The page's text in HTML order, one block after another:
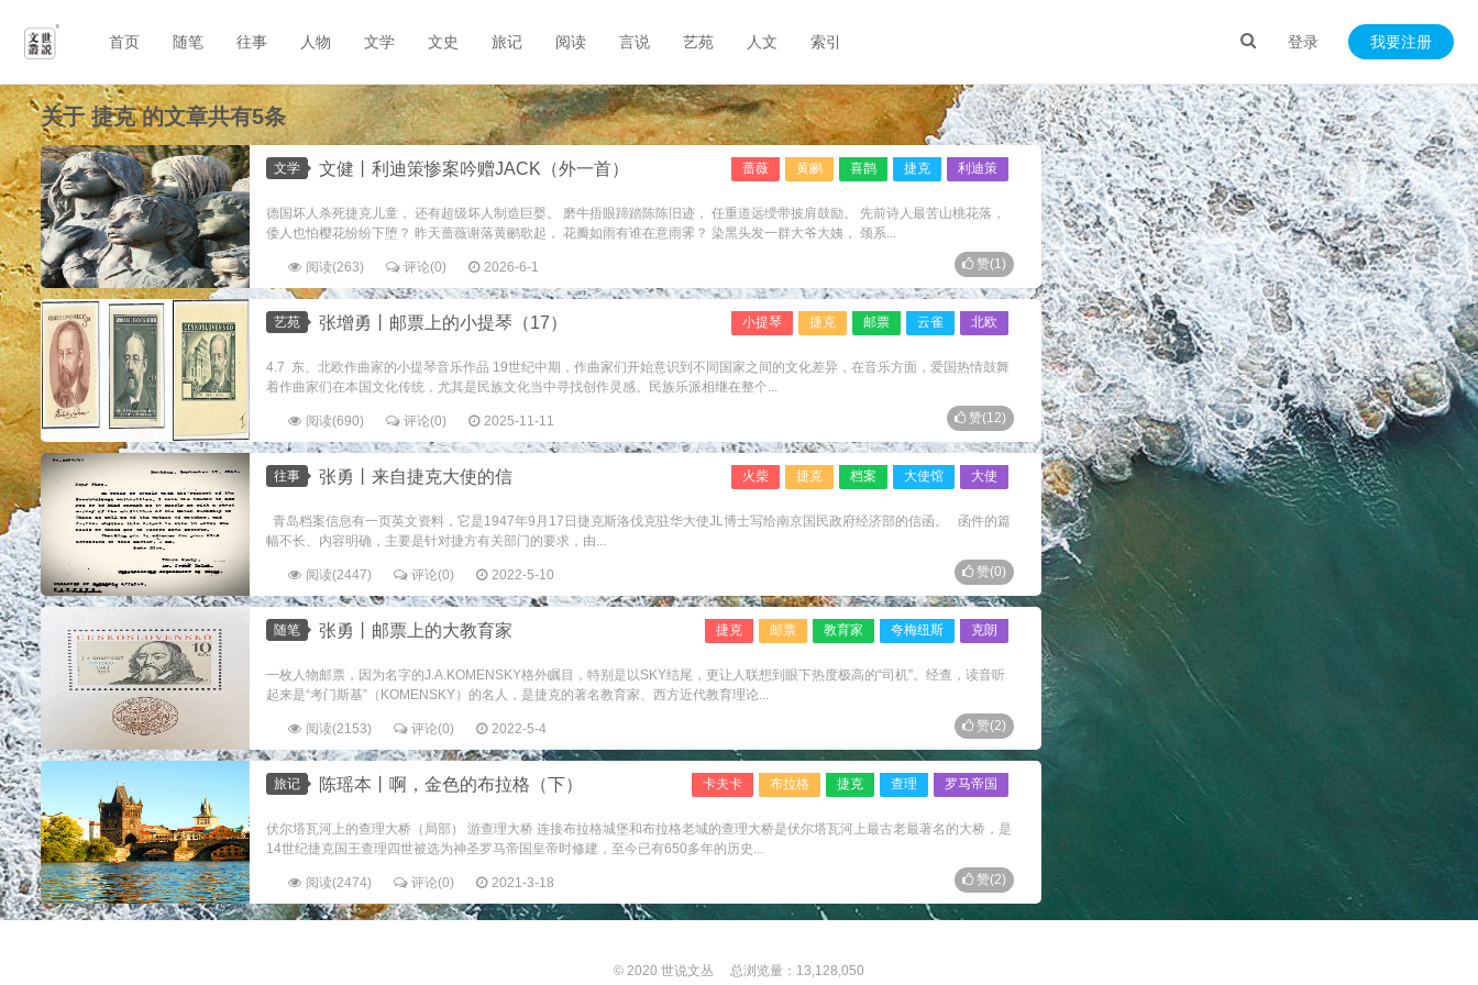
登录 我要注册
首页 随笔 往事 人物 文学 文史 旅记 阅读 言说 艺苑 人文 索引
关于捷克的文章共有5条
文学 蔷薇 黄鹂 喜鹊 捷克 利迪策
文健丨利迪策惨案吟赠JACK（外一首）
德国坏人杀死捷克儿童， 还有超级坏人制造巨婴。 磨牛捂眼蹄踏陈陈旧迹， 任重道远绶带披肩鼓励。 先前诗人最苦山桃花落，
倭人也怕樱花纷纷下堕？ 昨天蔷薇谢落黄鹂歌起， 花瓣如雨有谁在意雨霁？ 染黑头发一群大爷大姨， 颈系...
阅读(263) 评论(0) 2026-6-1 赞(1)
艺苑 小提琴 捷克 邮票 云雀 北欧
张增勇丨邮票上的小提琴（17）
4.7 东、北欧作曲家的小提琴音乐作品 19世纪中期，作曲家们开始意识到不同国家之间的文化差异，在音乐方面，爱国热情鼓舞
着作曲家们在本国文化传统，尤其是民族文化当中寻找创作灵感。民族乐派相继在整个...
阅读(690) 评论(0) 2025-11-11 赞(12)
往事 火柴 捷克 档案 大使馆 大使
张勇丨来自捷克大使的信
青岛档案信息有一页英文资料，它是1947年9月17日捷克斯洛伐克驻华大使JL博士写给南京国民政府经济部的信函。 函件的篇
幅不长、内容明确，主要是针对捷方有关部门的要求，由...
阅读(2447) 评论(0) 2022-5-10 赞(0)
随笔 捷克 邮票 教育家 夸梅纽斯 克朗
张勇丨邮票上的大教育家
一枚人物邮票，因为名字的J.A.KOMENSKY格外瞩目，特别是以SKY结尾，更让人联想到眼下热度极高的“司机”。经查，读音听
起来是“考门斯基”（KOMENSKY）的名人，是捷克的著名教育家、西方近代教育理论...
阅读(2153) 评论(0) 2022-5-4 赞(2)
旅记 卡夫卡 布拉格 捷克 查理 罗马帝国
陈瑶本丨啊，金色的布拉格（下）
伏尔塔瓦河上的查理大桥（局部） 游查理大桥 连接布拉格城堡和布拉格老城的查理大桥是伏尔塔瓦河上最古老最著名的大桥，是
14世纪捷克国王查理四世被选为神圣罗马帝国皇帝时修建，至今已有650多年的历史...
阅读(2474) 评论(0) 2021-3-18 赞(2)
© 2020 世说文丛 总浏览量：13,128,050